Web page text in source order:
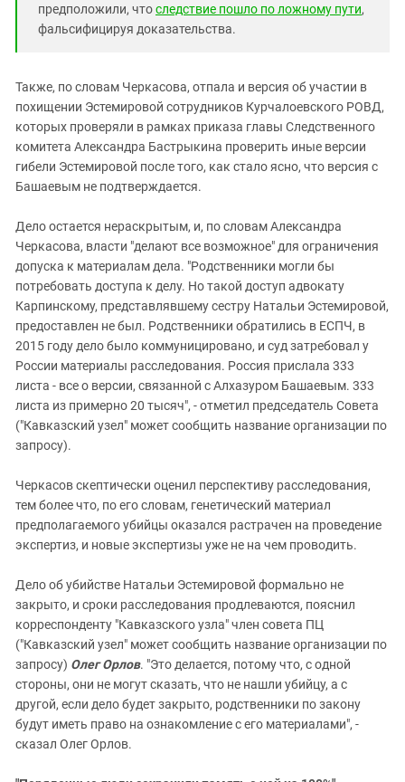
предположили, чтоследствие пошло по ложному пути,
фальсифицируя доказательства.
Также, по словам Черкасова, отпала и версия об участии в
похищении Эстемировой сотрудников Курчалоевского РОВД,
которых проверяли в рамках приказа главы Следственного
комитета Александра Бастрыкина проверить иные версии
гибели Эстемировой после того, как стало ясно, что версия с
Башаевым не подтверждается.
Дело остается нераскрытым, и, по словам Александра
Черкасова, власти "делают все возможное" для ограничения
допуска к материалам дела. "Родственники могли бы
потребовать доступа к делу. Но такой доступ адвокату
Карпинскому, представлявшему сестру Натальи Эстемировой,
предоставлен не был. Родственники обратились в ЕСПЧ, в
2015 году дело было коммуницировано, и суд затребовал у
России материалы расследования. Россия прислала 333
листа - все о версии, связанной с Алхазуром Башаевым. 333
листа из примерно 20 тысяч", - отметил председатель Совета
("Кавказский узел" может сообщить название организации по
запросу).
Черкасов скептически оценил перспективу расследования,
тем более что, по его словам, генетический материал
предполагаемого убийцы оказался растрачен на проведение
экспертиз, и новые экспертизы уже не на чем проводить.
Дело об убийстве Натальи Эстемировой формально не
закрыто, и сроки расследования продлеваются, пояснил
корреспонденту "Кавказского узла" член совета ПЦ
("Кавказский узел" может сообщить название организации по
запросу) Олег Орлов. "Это делается, потому что, с одной
стороны, они не могут сказать, что не нашли убийцу, а с
другой, если дело будет закрыто, родственники по закону
будут иметь право на ознакомление с его материалами", -
сказал Олег Орлов.